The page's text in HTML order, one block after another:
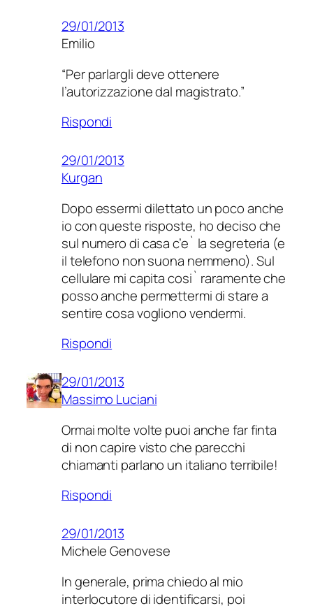
29/01/2013
Emilio
“Per parlargli deve ottenere
l’autorizzazione dal magistrato.”
Rispondi
29/01/2013
Kurgan
Dopo essermi dilettato un poco anche
io con queste risposte, ho deciso che
sul numero di casa c’e` la segreteria (e
il telefono non suona nemmeno). Sul
cellulare mi capita cosi` raramente che
posso anche permettermi di stare a
sentire cosa vogliono vendermi.
Rispondi
29/01/2013
Massimo Luciani
Ormai molte volte puoi anche far finta
di non capire visto che parecchi
chiamanti parlano un italiano terribile!
Rispondi
29/01/2013
Michele Genovese
In generale, prima chiedo al mio
interlocutore di identificarsi, poi